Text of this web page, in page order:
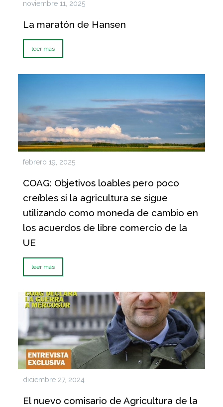
noviembre 11, 2025
La maratón de Hansen
leer más
febrero 19, 2025
COAG: Objetivos loables pero poco
creíbles si la agricultura se sigue
utilizando como moneda de cambio en
los acuerdos de libre comercio de la
UE
leer más
diciembre 27, 2024
El nuevo comisario de Agricultura de la